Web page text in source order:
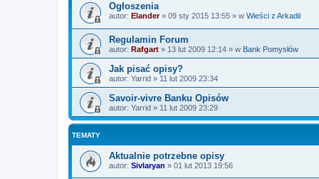
Ogłoszenia
autor: Elander» 09 sty 2015 13:55 » w Wieści z Arkadii
Regulamin Forum
autor: Rafgart » 13 lut 2009 12:14 » w Bank Pomysłów
Jak pisać opisy?
autor: Yarrid » 11 lut 2009 23:34
Savoir-vivre Banku Opisów
autor: Yarrid » 11 lut 2009 23:29
TEMATY
Aktualnie potrzebne opisy
autor: Sivlaryan » 01 lut 2013 19:56